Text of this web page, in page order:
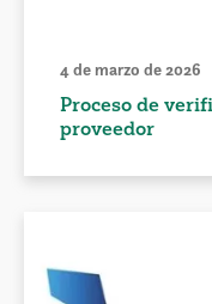
4 de marzo de 2026
Proceso de
proveedor